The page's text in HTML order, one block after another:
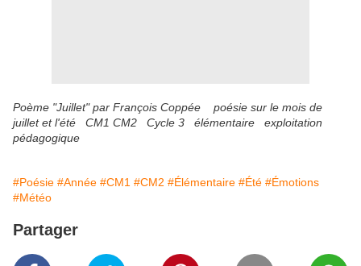
Poème "Juillet" par François Coppée poésie sur le mois de
juillet et l'été CM1 CM2 Cycle 3 élémentaire exploitation
pédagogique
#Poésie #Année #CM1 #CM2 #Élémentaire #Été #Émotions
#Météo
Partager